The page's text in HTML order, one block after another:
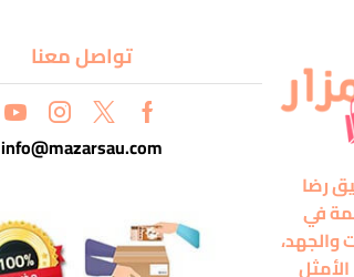
رضا
في
والجهد،
تواصل معنا
info@mazarsau.com